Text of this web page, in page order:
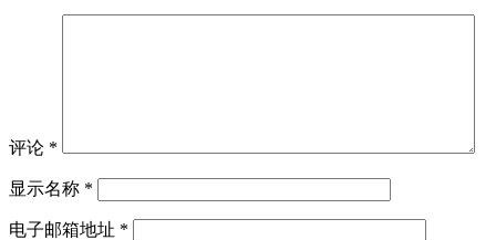
评论 *
显示名称 *
电子邮箱地址 *